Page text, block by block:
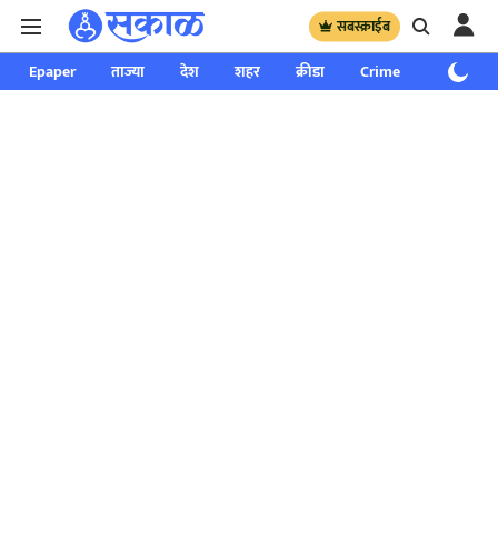
सबस्क्राईब
Epaper ताज्या देश शहर क्रीडा Crime साप्ताहिक